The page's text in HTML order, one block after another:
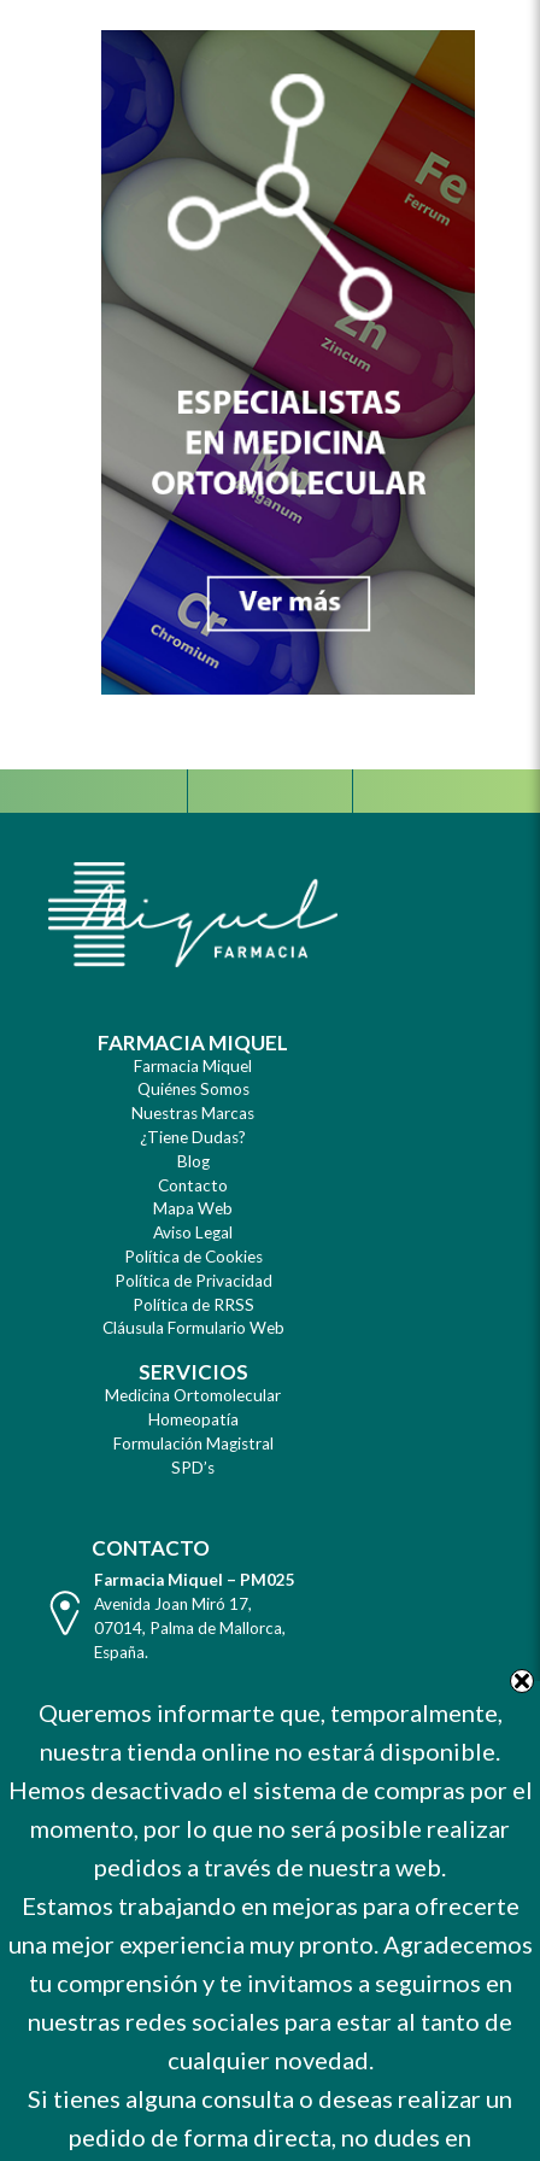
FARMACIA MIQUEL
Farmacia Miquel
Quiénes Somos
Nuestras Marcas
¿Tiene Dudas?
Blog
Contacto
Mapa Web
Aviso Legal
Política de Cookies
Política de Privacidad
Política de RRSS
Cláusula Formulario Web
SERVICIOS
Medicina Ortomolecular
Homeopatía
Formulación Magistral
SPD’s
CONTACTO
Farmacia Miquel – PM025
Dirección
Avenida Joan Miró 17,
07014, Palma de Mallorca,
España.
Tel. +34 971 732 456
Celular
Mvl. 606 373 503
E-
farmacia@farmaciamiquel.com
Horario
De Lunes a Sábado
9 a 21 hrs.
No cerramos por vacaciones
Queremos informarte que, temporalmente,
nuestra tienda online no estará disponible.
Hemos desactivado el sistema de compras por el
momento, por lo que no será posible realizar
pedidos a través de nuestra web.
Estamos trabajando en mejoras para ofrecerte
una mejor experiencia muy pronto. Agradecemos
tu comprensión y te invitamos a seguirnos en
nuestras redes sociales para estar al tanto de
cualquier novedad.
Si tienes alguna consulta o deseas realizar un
pedido de forma directa, no dudes en